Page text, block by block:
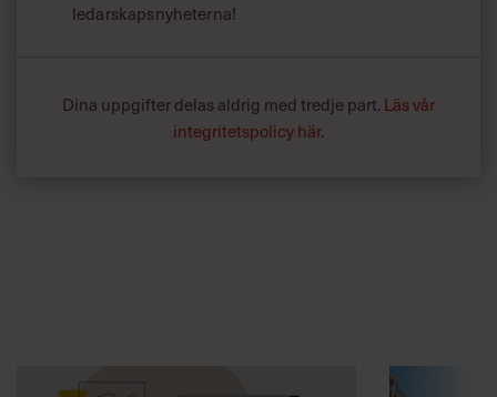
ledarskapsnyheterna!
Dina uppgifter delas aldrig med tredje part. Läs vår
integritetspolicy här.